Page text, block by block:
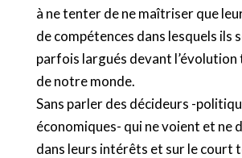
à ne tenter de ne maîtriser que
de compétences dans lesquels ils
parfois largués devant
de notre monde.
Sans parler des décideurs -
économiques- qui ne voient et ne
dans leurs intérêts et sur le court